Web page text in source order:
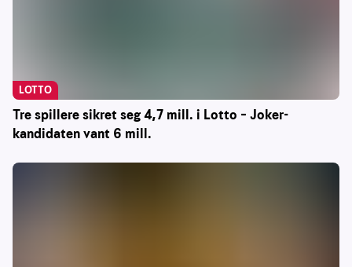
Tre spillere sikret seg 4,7 mill. i Lotto – Joker-
kandidaten vant 6 mill.
LOTTO